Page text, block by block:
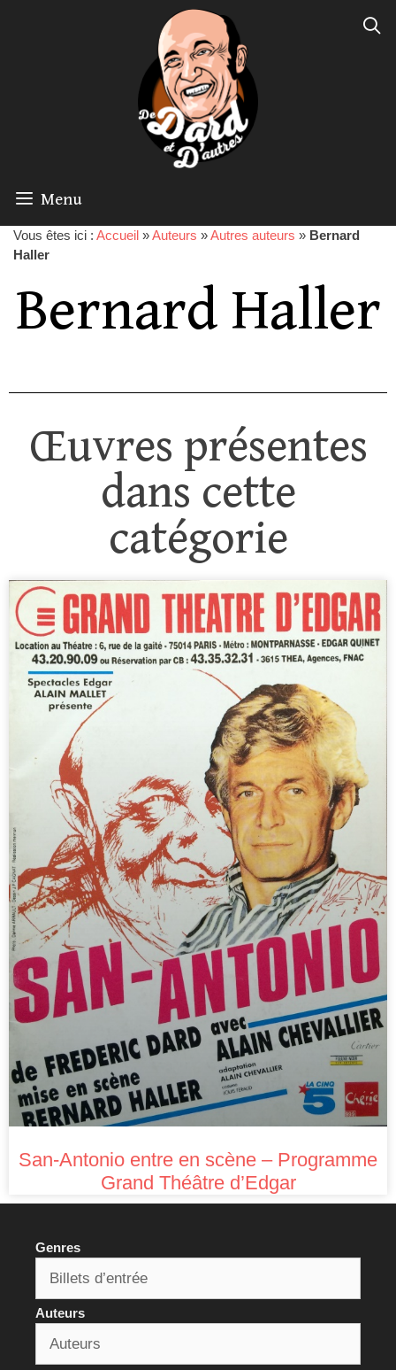
Menu
Vous êtes ici : Accueil »Auteurs »Autres auteurs » Bernard
Haller
Bernard Haller
Œuvres présentes
dans cette
catégorie
San-Antonio entre en scène – Programme
Grand Théâtre d’Edgar
Genres
Auteurs